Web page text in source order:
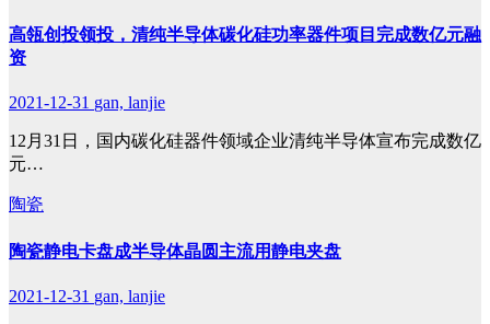
高瓴创投领投，清纯半导体碳化硅功率器件项目完成数亿元融
资
2021-12-31 gan, lanjie
12月31日，国内碳化硅器件领域企业清纯半导体宣布完成数亿
元…
陶瓷
陶瓷静电卡盘成半导体晶圆主流用静电夹盘
2021-12-31 gan, lanjie